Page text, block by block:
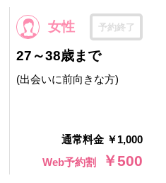
女性 予約終了
27～38歳まで
(出会いに前向きな方)
通常料金 ￥1,000
Web予約割
￥500